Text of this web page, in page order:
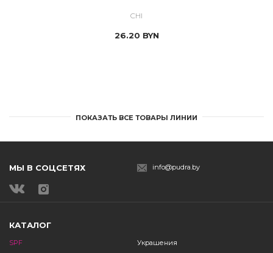
CHI
26.20 BYN
ПОКАЗАТЬ ВСЕ ТОВАРЫ ЛИНИИ
МЫ В СОЦСЕТЯХ info@pudra.by
КАТАЛОГ
SPF
Украшения